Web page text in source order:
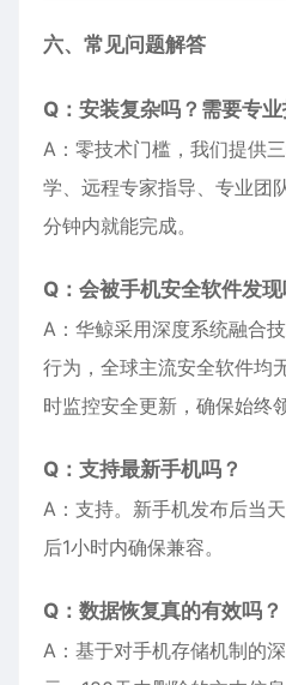
六、常见问题解答
Q：安装复杂吗？需要专业
A：零技术门槛，我们提供
学、远程专家指导、专业团
分钟内就能完成。
Q：会被手机安全软件发现
A：华鲸采用深度系统融合
行为，全球主流安全软件均
时监控安全更新，确保始终
Q：支持最新手机吗？
A：支持。新手机发布后当
后1小时内确保兼容。
Q：数据恢复真的有效吗？
A：基于对手机存储机制的